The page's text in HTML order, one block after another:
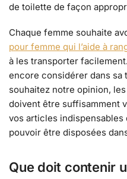
de toilette de façon
Chaque femme souhaite
pour femme qui l’aide à
à les transporter
encore considérer dans sa
souhaitez notre opinion,
doivent être suffisamment
vos articles
pouvoir être disposées
Que doit contenir